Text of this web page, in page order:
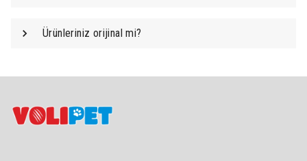
Ürünleriniz orijinal mi?